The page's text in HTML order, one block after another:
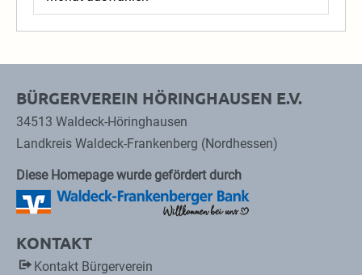
BÜRGERVEREIN HÖRINGHAUSEN E.V.
34513 Waldeck-Höringhausen
Landkreis Waldeck-Frankenberg (Nordhessen)
Diese Homepage wurde gefördert durch
KONTAKT
Kontakt Bürgerverein